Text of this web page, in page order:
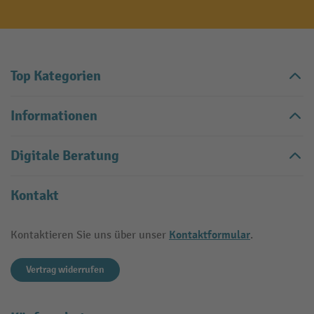
Top Kategorien
Informationen
Digitale Beratung
Kontakt
Kontaktieren Sie uns über unser Kontaktformular.
Vertrag widerrufen